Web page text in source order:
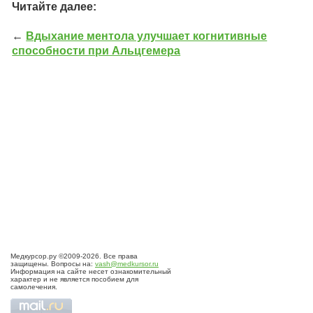
Читайте далее:
← Вдыхание ментола улучшает когнитивные
способности при Альцгемера
Медкурсор.ру ©2009-2026. Все права
защищены. Вопросы на: vash@medkursor.ru
Информация на сайте несет ознакомительный
характер и не является пособием для
самолечения.